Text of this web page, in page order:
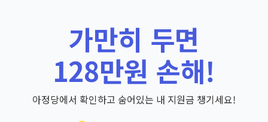
가만히 두면
128만원 손해!
아정당에서 확인하고 숨어있는 내 지원금 챙기세요!